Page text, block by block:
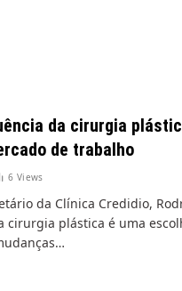
da cirurgia
de trabalho
6Views
da Clínica Credidio,
cirurgia plástica é uma